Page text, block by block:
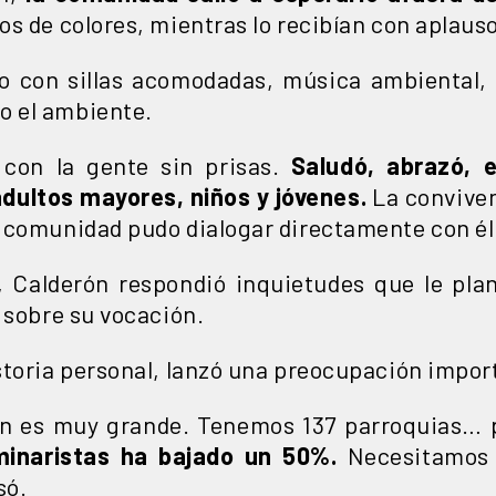
de colores, mientras lo recibían con
con sillas acomodadas, música
el ambiente.
la gente sin prisas. Saludó, abrazó,
mayores, niños y jóvenes. La
pudo dialogar directamente con
Calderón respondió inquietudes que le
su vocación.
personal, lanzó una preocupación
es muy grande. Tenemos 137
ha bajado un 50%.